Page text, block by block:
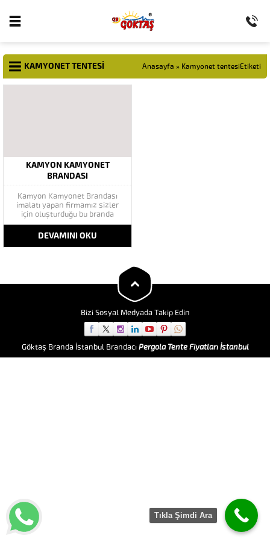
KAMYONET TENTESI Anasayfa » Kamyonet tentesiEtiketi
KAMYON KAMYONET
BRANDASI
Kamyon Kamyonet Brandası
imalatı yapan firmamız sizler
için oluşturduğu bu branda
sistemi sayesinde bir çok
avantajdan rahatlıkla
faydalanabilecek siniz. Bunun
Yanı sıra Bütün ticari ve hususi
Kamyon brandaları ile yüklerinizi
rahat...
DEVAMINI OKU
Bizi Sosyal Medyada Takip Edin
Göktaş Branda İstanbul Brandacı Pergola Tente Fiyatları İstanbul
Tıkla Şimdi Ara